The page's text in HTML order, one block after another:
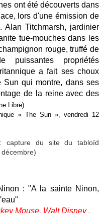
ont été découverts dans
lors d'une émission de
Titchmarsh, jardinier
tue-mouches dans les
rouge, truffé de
puissantes propriétés
a fait ses choux
qui montre, dans ses
de la reine avec des
Libre)
: capture du site du tabloïd
: "A la sainte Ninon,
Mouse, Walt Disney .